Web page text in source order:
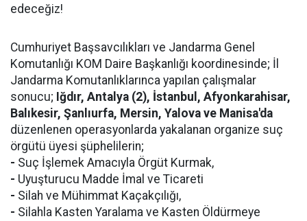
edeceğiz!
Cumhuriyet Başsavcılıkları ve Jandarma Genel
Komutanlığı KOM Daire Başkanlığı koordinesinde; İl
Jandarma Komutanlıklarınca yapılan çalışmalar
sonucu; Iğdır, Antalya (2), İstanbul, Afyonkarahisar,
Balıkesir, Şanlıurfa, Mersin, Yalova ve Manisa'da
düzenlenen operasyonlarda yakalanan organize suç
örgütü üyesi şüphelilerin;
- Suç İşlemek Amacıyla Örgüt Kurmak,
- Uyuşturucu Madde İmal ve Ticareti
- Silah ve Mühimmat Kaçakçılığı,
- Silahla Kasten Yaralama ve Kasten Öldürmeye